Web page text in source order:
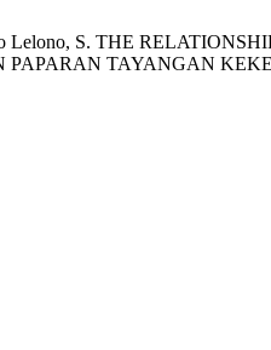
Lelono, S. THE
PAPARAN TAYANGAN